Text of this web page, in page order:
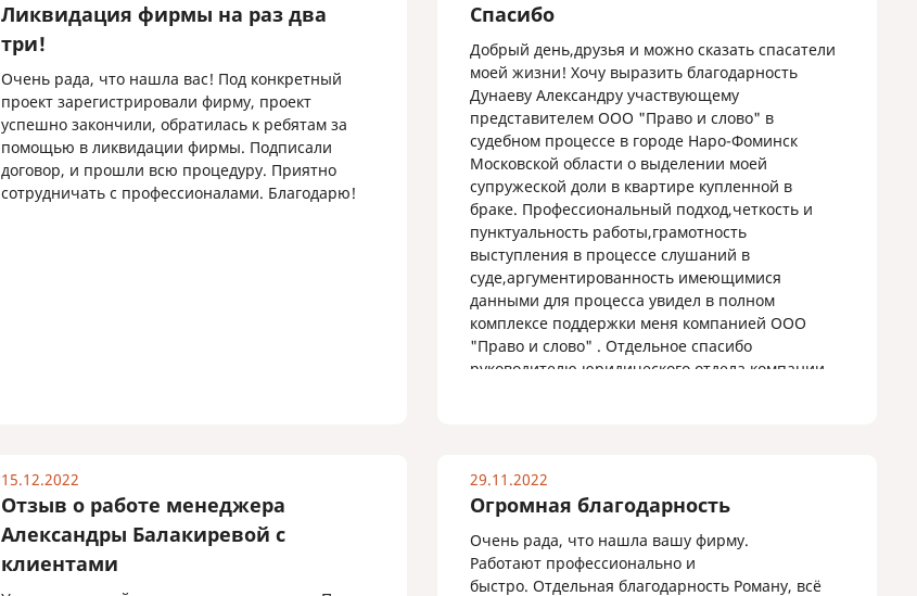
Ликвидация фирмы на раз два
три!
Очень рада, что нашла вас! Под конкретный
проект зарегистрировали фирму, проект
успешно закончили, обратилась к ребятам за
помощью в ликвидации фирмы. Подписали
договор, и прошли всю процедуру. Приятно
сотрудничать с профессионалами. Благодарю!
Спасибо
Добрый день,друзья и можно сказать спасатели
моей жизни! Хочу выразить благодарность
Дунаеву Александру участвующему
представителем ООО "Право и слово" в
судебном процессе в городе Наро-Фоминск
Московской области о выделении моей
супружеской доли в квартире купленной в
браке. Профессиональный подход,четкость и
пунктуальность работы,грамотность
выступления в процессе слушаний в
суде,аргументированность имеющимися
данными для процесса увидел в полном
комплексе поддержки меня компанией ООО
"Право и слово" . Отдельное спасибо
руководителю юридического отдела компании
огромное!!!!!!!
Процветания и благополучия Вашей
15.12.2022
Отзыв о работе менеджера
Александры Балакиревой с
клиентами
29.11.2022
Огромная благодарность
Очень рада, что нашла вашу фирму.
Работают профессионально и
быстро. Отдельная благодарность Роману, всё